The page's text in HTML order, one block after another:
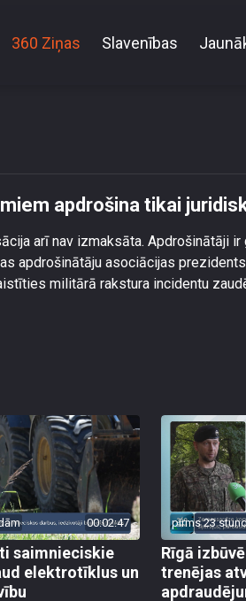
360 Ziņas Slavenības
apdrošina tikai
arī nav izmaksāta. Apdrošinātāji ir
apdrošinātāju asociācijas
militārā rakstura incidentu
00:02:47
saimnieciskie
elektrotīklus un
pirms 23
Rīgā
trenējas